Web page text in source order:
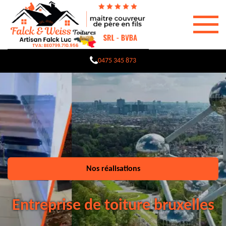
0475 345 873
Nos réalisations
Entreprise de toiture bruxelles